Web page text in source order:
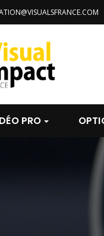
PRO